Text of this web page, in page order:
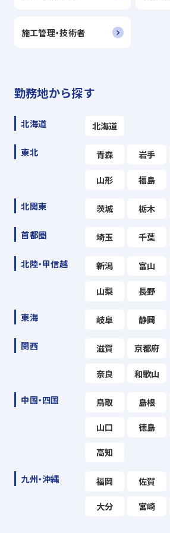
施工管理・技術者
勤務地から探す
北海道 北海道
東北 青森 岩手
山形 福島
北関東 茨城 栃木
首都圏 埼玉 千葉
北陸・甲信越 新潟 富山
山梨 長野
東海 岐阜 静岡
関西 滋賀 京都府
奈良 和歌山
中国・四国 鳥取 島根
山口 徳島
高知
九州・沖縄 福岡 佐賀
大分 宮崎